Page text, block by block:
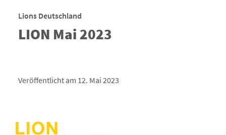
Lions Deutschland
LION Mai 2023
Veröffentlicht am 12. Mai 2023